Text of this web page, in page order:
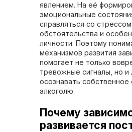
явлением. На её
эмоциональные
справляться со
обстоятельства и
личности. Поэтому
механизмов развития
помогает не только
тревожные сигналы, но и
осознавать
алкоголю.
Почему
развивается